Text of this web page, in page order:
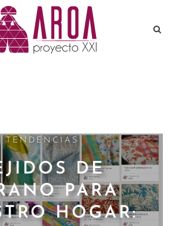
TENDENCIAS
DE
PARA
HOGAR: